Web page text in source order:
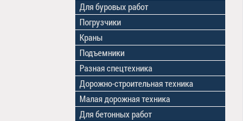
Для буровых работ
Погрузчики
Краны
Подъемники
Разная спецтехника
Дорожно-строительная техника
Малая дорожная техника
Для бетонных работ